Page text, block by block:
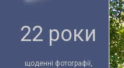
22 роки
щоденні фотографії,